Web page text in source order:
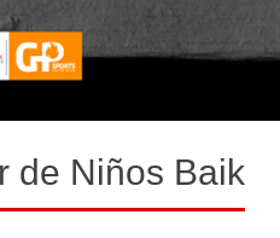
de Niños Baik